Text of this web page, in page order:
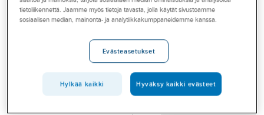
Konseptit
Palvelut
Pallonuppi
ELESA DH
KUULANUPPI 30XM8
DH ELESA 50534
Tuotenumero T19000839
Toimittajan
tietoliikennettä. Jaamme myös tietoja tavasta, jolla käytät sivustoamme
sosiaalisen median, mainonta- ja analytiikkakumppaneidemme kanssa.
Evästeasetukset
Hylkää kaikki Hyväksy kaikki evästeet